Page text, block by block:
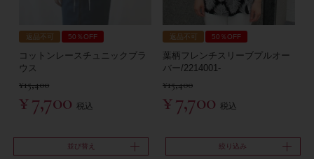
返品不可 50％OFF
コットンレースチュニックブラ
ウス
¥15,400
¥7,700 税込
返品不可 50％OFF
葉柄フレンチスリーブプルオー
バー/2214001-
¥15,400
¥7,700 税込
並び替え 絞り込み